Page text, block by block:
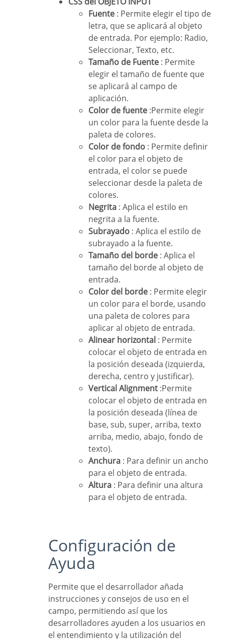
Fuente : Permite elegir el tipo de
letra, que se aplicará al objeto
de entrada. Por ejemplo: Radio,
Seleccionar, Texto, etc.
Tamaño de Fuente : Permite
elegir el tamaño de fuente que
se aplicará al campo de
aplicación.
Color de fuente :Permite elegir
un color para la fuente desde la
paleta de colores.
Color de fondo : Permite definir
el color para el objeto de
entrada, el color se puede
seleccionar desde la paleta de
colores.
Negrita : Aplica el estilo en
negrita a la fuente.
Subrayado : Aplica el estilo de
subrayado a la fuente.
Tamaño del borde : Aplica el
tamaño del borde al objeto de
entrada.
Color del borde : Permite elegir
un color para el borde, usando
una paleta de colores para
aplicar al objeto de entrada.
Alinear horizontal : Permite
colocar el objeto de entrada en
la posición deseada (izquierda,
derecha, centro y justificar).
Vertical Alignment :Permite
colocar el objeto de entrada en
la posición deseada (línea de
base, sub, super, arriba, texto
arriba, medio, abajo, fondo de
texto).
Anchura : Para definir un ancho
para el objeto de entrada.
Altura : Para definir una altura
para el objeto de entrada.
Configuración de
Ayuda
Permite que el desarrollador añada
instrucciones y consejos de uso en el
campo, permitiendo así que los
desarrolladores ayuden a los usuarios en
el entendimiento y la utilización del